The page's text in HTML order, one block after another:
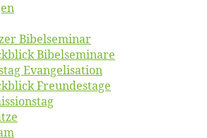
Bibelseminar
Bibelseminare
Evangelisation
Freundestage